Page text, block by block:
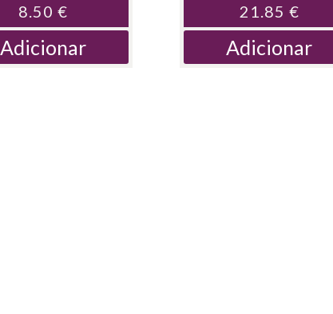
8.50 €
Adicionar
21.85 €
Adicionar